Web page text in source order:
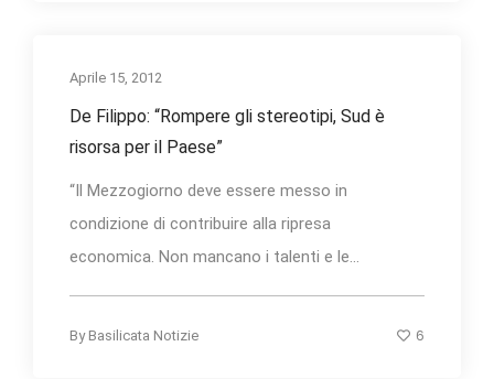
Aprile 15, 2012
De Filippo: “Rompere gli stereotipi, Sud è
risorsa per il Paese”
“Il Mezzogiorno deve essere messo in
condizione di contribuire alla ripresa
economica. Non mancano i talenti e le...
By Basilicata Notizie 6